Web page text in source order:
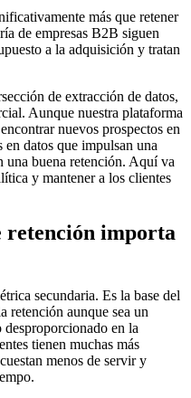
más que retener
de empresas B2B siguen
a la adquisición y tratan
de extracción de datos,
Aunque nuestra plataforma
nuevos prospectos en
datos que impulsan una
una buena retención. Aquí va
y mantener a los clientes
retención importa
secundaria. Es la base del
retención aunque sea un
en la
tienen muchas más
menos de servir y